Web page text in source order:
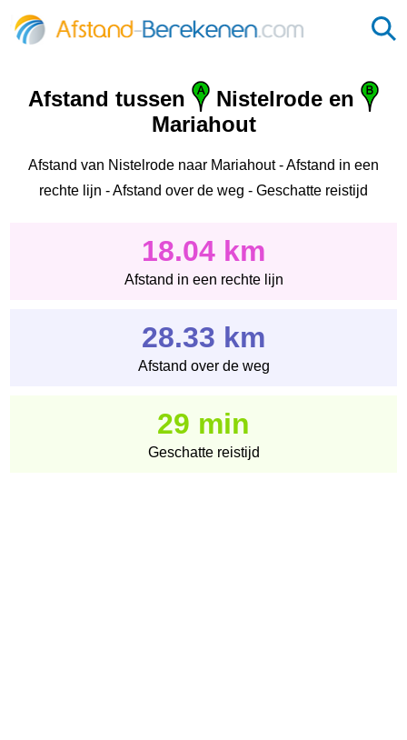
Afstand tussen
Nistelrode en
Mariahout
Afstand van Nistelrode naar Mariahout - Afstand in een
rechte lijn - Afstand over de weg - Geschatte reistijd
18.04 km
Afstand in een rechte lijn
28.33 km
Afstand over de weg
29 min
Geschatte reistijd